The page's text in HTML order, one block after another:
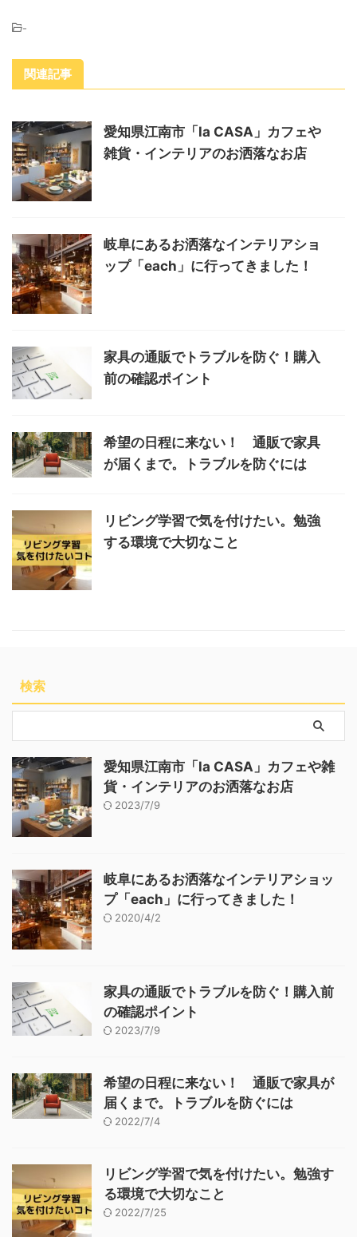
-
関連記事
愛知県江南市「la CASA」カフェや
雑貨・インテリアのお洒落なお店
岐阜にあるお洒落なインテリアショ
ップ「each」に行ってきました！
家具の通販でトラブルを防ぐ！購入
前の確認ポイント
希望の日程に来ない！ 通販で家具
が届くまで。トラブルを防ぐには
リビング学習で気を付けたい。勉強
する環境で大切なこと
検索
愛知県江南市「la CASA」カフェや雑
貨・インテリアのお洒落なお店
2023/7/9
岐阜にあるお洒落なインテリアショッ
プ「each」に行ってきました！
2020/4/2
家具の通販でトラブルを防ぐ！購入前
の確認ポイント
2023/7/9
希望の日程に来ない！ 通販で家具が
届くまで。トラブルを防ぐには
2022/7/4
リビング学習で気を付けたい。勉強す
る環境で大切なこと
2022/7/25